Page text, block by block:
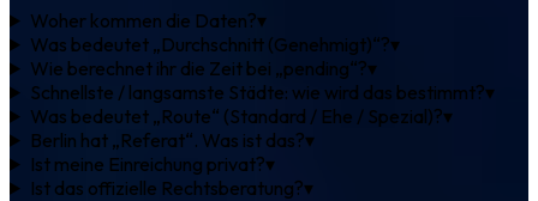
Woher kommen die Daten?▾
Was bedeutet „Durchschnitt (Genehmigt)“?▾
Wie berechnet ihr die Zeit bei „pending“?▾
Schnellste / langsamste Städte: wie wird das bestimmt?▾
Was bedeutet „Route“ (Standard / Ehe / Spezial)?▾
Berlin hat „Referat“. Was ist das?▾
Ist meine Einreichung privat?▾
Ist das offizielle Rechtsberatung?▾